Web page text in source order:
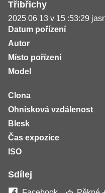
Třibřichy
2025 06 13 v 15 :53:29
Datum pořízení
Autor
Místo pořízení
Model
Clona
Ohnisková vzdálenost
Blesk
Čas expozice
ISO
Sdílej